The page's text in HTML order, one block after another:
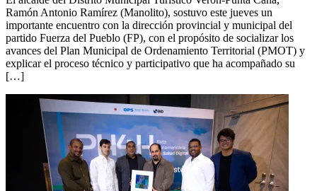
Ramón Antonio Ramírez (Manolito), sostuvo este jueves un
importante encuentro con la dirección provincial y municipal del
partido Fuerza del Pueblo (FP), con el propósito de socializar los
avances del Plan Municipal de Ordenamiento Territorial (PMOT) y
explicar el proceso técnico y participativo que ha acompañado su
[…]